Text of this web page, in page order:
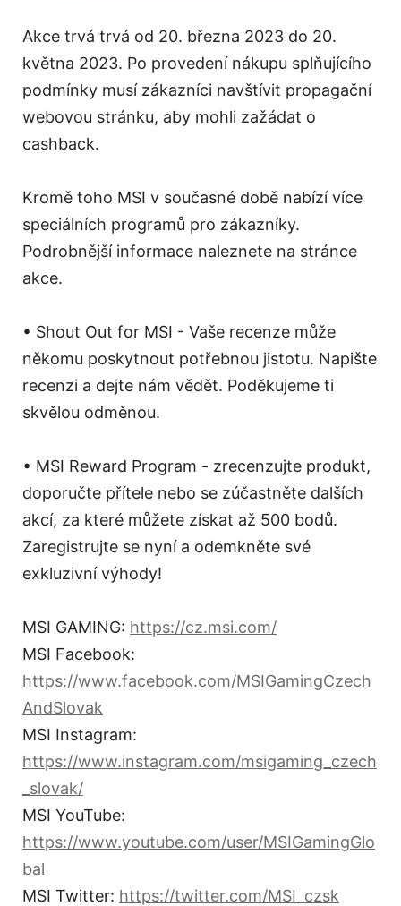
Akce trvá trvá od 20. března 2023 do 20.
května 2023. Po provedení nákupu splňujícího
podmínky musí zákazníci navštívit propagační
webovou stránku, aby mohli zažádat o
cashback.
Kromě toho MSI v současné době nabízí více
speciálních programů pro zákazníky.
Podrobnější informace naleznete na stránce
akce.
• Shout Out for MSI - Vaše recenze může
někomu poskytnout potřebnou jistotu. Napište
recenzi a dejte nám vědět. Poděkujeme ti
skvělou odměnou.
• MSI Reward Program - zrecenzujte produkt,
doporučte přítele nebo se zúčastněte dalších
akcí, za které můžete získat až 500 bodů.
Zaregistrujte se nyní a odemkněte své
exkluzivní výhody!
MSI GAMING: https://cz.msi.com/
MSI Facebook:
https://www.facebook.com/MSIGamingCzech
AndSlovak
MSI Instagram:
https://www.instagram.com/msigaming_czech
_slovak/
MSI YouTube:
https://www.youtube.com/user/MSIGamingGlo
bal
MSI Twitter: https://twitter.com/MSI_czsk